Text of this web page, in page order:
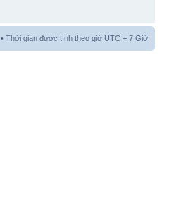
• Thời gian được tính theo giờ UTC + 7 Giờ